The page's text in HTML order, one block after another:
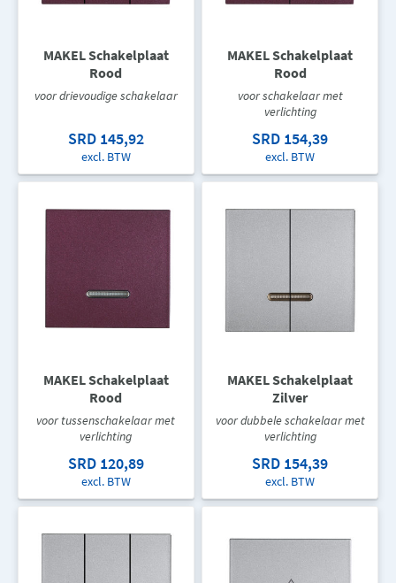
MAKEL Schakelplaat
Rood
voor drievoudige schakelaar
SRD 145,92
excl. BTW
MAKEL Schakelplaat
Rood
voor schakelaar met
verlichting
SRD 154,39
excl. BTW
MAKEL Schakelplaat
Rood
voor tussenschakelaar met
verlichting
SRD 120,89
excl. BTW
MAKEL Schakelplaat
Zilver
voor dubbele schakelaar met
verlichting
SRD 154,39
excl. BTW